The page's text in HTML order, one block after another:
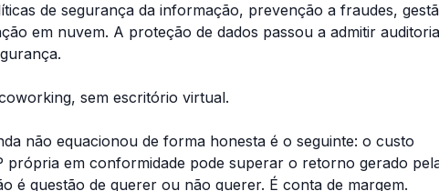
de segurança da informação, prevenção a fraudes,
em nuvem. A proteção de dados passou a admitir
sem escritório virtual.
não equacionou de forma honesta é o seguinte: o custo
própria em conformidade pode superar o retorno gerado
é questão de querer ou não querer. É conta de margem.